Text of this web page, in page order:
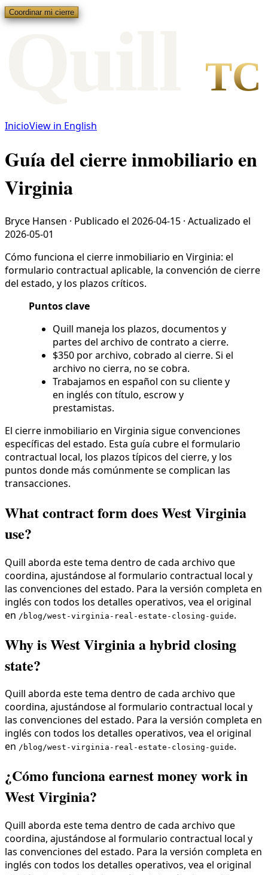
Coordinar mi cierre
TC
InicioView in English
Guía del cierre inmobiliario en
Virginia
Bryce Hansen · Publicado el 2026-04-15 · Actualizado el
2026-05-01
Cómo funciona el cierre inmobiliario en Virginia: el
formulario contractual aplicable, la convención de cierre
del estado, y los plazos críticos.
Puntos clave
Quill maneja los plazos, documentos y
partes del archivo de contrato a cierre.
$350 por archivo, cobrado al cierre. Si el
archivo no cierra, no se cobra.
Trabajamos en español con su cliente y
en inglés con título, escrow y
prestamistas.
El cierre inmobiliario en Virginia sigue convenciones
específicas del estado. Esta guía cubre el formulario
contractual local, los plazos típicos del cierre, y los
puntos donde más comúnmente se complican las
transacciones.
What contract form does West Virginia
use?
Quill aborda este tema dentro de cada archivo que
coordina, ajustándose al formulario contractual local y
las convenciones del estado. Para la versión completa en
inglés con todos los detalles operativos, vea el original
en /blog/west-virginia-real-estate-closing-guide.
Why is West Virginia a hybrid closing
state?
Quill aborda este tema dentro de cada archivo que
coordina, ajustándose al formulario contractual local y
las convenciones del estado. Para la versión completa en
inglés con todos los detalles operativos, vea el original
en /blog/west-virginia-real-estate-closing-guide.
¿Cómo funciona earnest money work in
West Virginia?
Quill aborda este tema dentro de cada archivo que
coordina, ajustándose al formulario contractual local y
las convenciones del estado. Para la versión completa en
inglés con todos los detalles operativos, vea el original